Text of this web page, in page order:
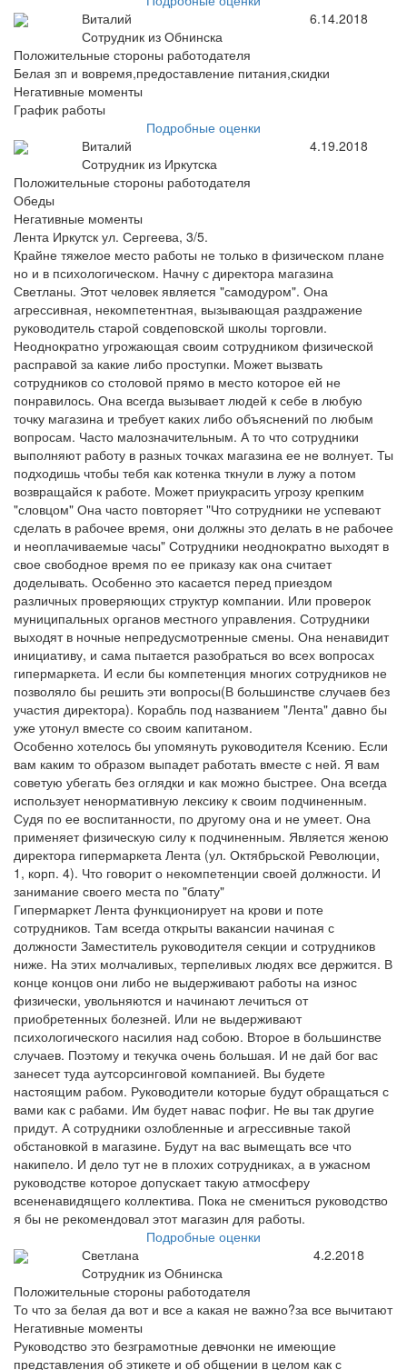
Виталий
Сотрудник из Обнинска
6.14.2018
Положительные стороны работодателя
Белая зп и вовремя,предоставление питания,скидки
Негативные моменты
График работы
Подробные оценки
Виталий
Сотрудник из Иркутска
4.19.2018
Положительные стороны работодателя
Обеды
Негативные моменты
Лента Иркутск ул. Сергеева, 3/5.
Крайне тяжелое место работы не только в физическом плане
но и в психологическом. Начну с директора магазина
Светланы. Этот человек является "самодуром". Она
агрессивная, некомпетентная, вызывающая раздражение
руководитель старой совдеповской школы торговли.
Неоднократно угрожающая своим сотрудником физической
расправой за какие либо проступки. Может вызвать
сотрудников со столовой прямо в место которое ей не
понравилось. Она всегда вызывает людей к себе в любую
точку магазина и требует каких либо объяснений по любым
вопросам. Часто малозначительным. А то что сотрудники
выполняют работу в разных точках магазина ее не волнует. Ты
подходишь чтобы тебя как котенка ткнули в лужу а потом
возвращайся к работе. Может приукрасить угрозу крепким
"словцом" Она часто повторяет "Что сотрудники не успевают
сделать в рабочее время, они должны это делать в не рабочее
и неоплачиваемые часы" Сотрудники неоднократно выходят в
свое свободное время по ее приказу как она считает
доделывать. Особенно это касается перед приездом
различных проверяющих структур компании. Или проверок
муниципальных органов местного управления. Сотрудники
выходят в ночные непредусмотренные смены. Она ненавидит
инициативу, и сама пытается разобраться во всех вопросах
гипермаркета. И если бы компетенция многих сотрудников не
позволяло бы решить эти вопросы(В большинстве случаев без
участия директора). Корабль под названием "Лента" давно бы
уже утонул вместе со своим капитаном.
Особенно хотелось бы упомянуть руководителя Ксению. Если
вам каким то образом выпадет работать вместе с ней. Я вам
советую убегать без оглядки и как можно быстрее. Она всегда
использует ненормативную лексику к своим подчиненным.
Судя по ее воспитанности, по другому она и не умеет. Она
применяет физическую силу к подчиненным. Является женою
директора гипермаркета Лента (ул. Октябрьской Революции,
1, корп. 4). Что говорит о некомпетенции своей должности. И
занимание своего места по "блату"
Гипермаркет Лента функционирует на крови и поте
сотрудников. Там всегда открыты вакансии начиная с
должности Заместитель руководителя секции и сотрудников
ниже. На этих молчаливых, терпеливых людях все держится. В
конце концов они либо не выдерживают работы на износ
физически, увольняются и начинают лечиться от
приобретенных болезней. Или не выдерживают
психологического насилия над собою. Второе в большинстве
случаев. Поэтому и текучка очень большая. И не дай бог вас
занесет туда аутсорсинговой компанией. Вы будете
настоящим рабом. Руководители которые будут обращаться с
вами как с рабами. Им будет навас пофиг. Не вы так другие
придут. А сотрудники озлобленные и агрессивные такой
обстановкой в магазине. Будут на вас вымещать все что
накипело. И дело тут не в плохих сотрудниках, а в ужасном
руководстве которое допускает такую атмосферу
всененавидящего коллектива. Пока не смениться руководство
я бы не рекомендовал этот магазин для работы.
Подробные оценки
Светлана
Сотрудник из Обнинска
4.2.2018
Положительные стороны работодателя
То что за белая да вот и все а какая не важно?за все вычитают
Негативные моменты
Руководство это безграмотные девчонки не имеющие
представления об этикете и об общении в целом как с